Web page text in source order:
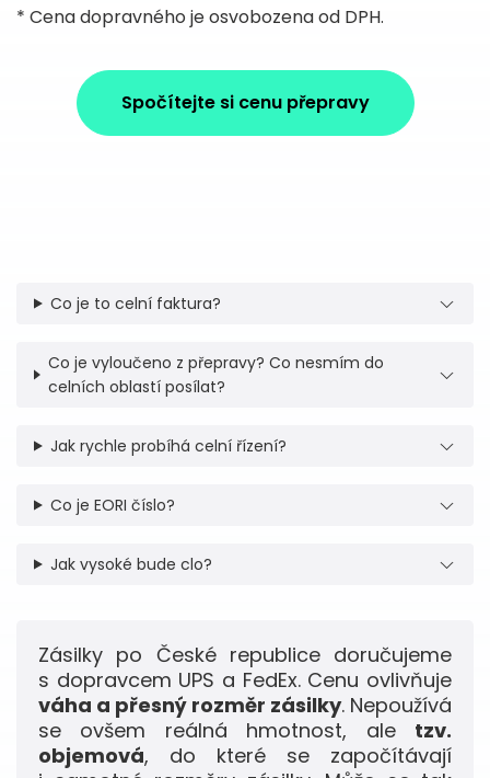
* Cena dopravného je osvobozena od DPH.
Spočítejte si cenu přepravy
Co je to celní faktura?
Co je vyloučeno z přepravy? Co nesmím do
celních oblastí posílat?
Jak rychle probíhá celní řízení?
Co je EORI číslo?
Jak vysoké bude clo?
Zásilky po České republice doručujeme
s dopravcem UPS a FedEx. Cenu ovlivňuje
váha a přesný rozměr zásilky. Nepoužívá
se ovšem reálná hmotnost, ale tzv.
objemová, do které se započítávají